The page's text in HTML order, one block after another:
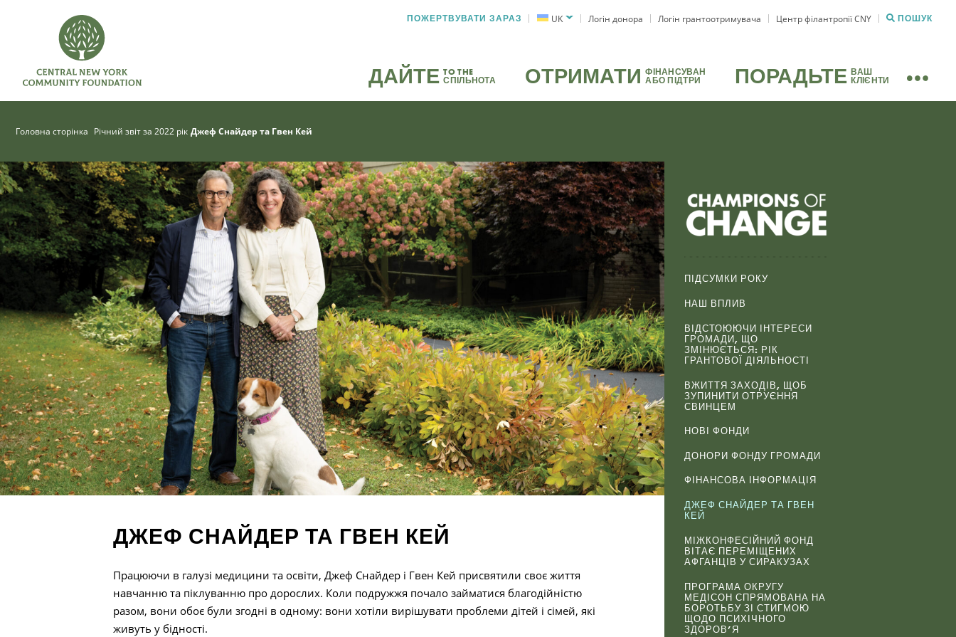
ПОЖЕРТВУВАТИ ЗАРАЗ UK Логін донора Логін грантоотримувача Центр філантропії CNY ПОШУК
ДАЙТЕ TO THE
СПІЛЬНОТА ОТРИМАТИ ФІНАНСУВАН
АБО ПІДТРИ ПОРАДЬТЕ ВАШ
КЛІЄНТИ
Головна сторінка Річний звіт за 2022 рік Джеф Снайдер та Гвен Кей
ДЖЕФ СНАЙДЕР ТА ГВЕН КЕЙ
Працюючи в галузі медицини та освіти, Джеф Снайдер і Гвен Кей присвятили своє життя
навчанню та піклуванню про дорослих. Коли подружжя почало займатися благодійністю
разом, вони обоє були згодні в одному: вони хотіли вирішувати проблеми дітей і сімей, які
живуть у бідності.
ПІДСУМКИ РОКУ
НАШ ВПЛИВ
ВІДСТОЮЮЧИ ІНТЕРЕСИ
ГРОМАДИ, ЩО
ЗМІНЮЄТЬСЯ: РІК
ГРАНТОВОЇ ДІЯЛЬНОСТІ
ВЖИТТЯ ЗАХОДІВ, ЩОБ
ЗУПИНИТИ ОТРУЄННЯ
СВИНЦЕМ
НОВІ ФОНДИ
ДОНОРИ ФОНДУ ГРОМАДИ
ФІНАНСОВА ІНФОРМАЦІЯ
ДЖЕФ СНАЙДЕР ТА ГВЕН
КЕЙ
МІЖКОНФЕСІЙНИЙ ФОНД
ВІТАЄ ПЕРЕМІЩЕНИХ
АФГАНЦІВ У СИРАКУЗАХ
ПРОГРАМА ОКРУГУ
МЕДІСОН СПРЯМОВАНА НА
БОРОТЬБУ ЗІ СТИГМОЮ
ЩОДО ПСИХІЧНОГО
ЗДОРОВ’Я